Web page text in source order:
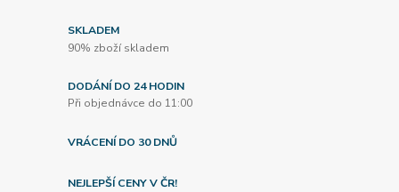
SKLADEM
90% zboží skladem
DODÁNÍ DO 24 HODIN
Při objednávce do 11:00
VRÁCENÍ DO 30 DNŮ
NEJLEPŠÍ CENY V ČR!